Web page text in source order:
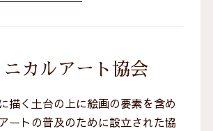
ニカルアート協会
描く土台の上に絵画の要素を含め
ートの普及のために設立された協